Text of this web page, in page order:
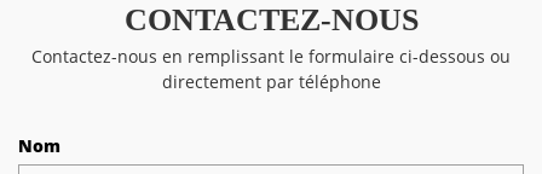
CONTACTEZ-NOUS
Contactez-nous en remplissant le formulaire ci-dessous ou
directement par téléphone
Nom